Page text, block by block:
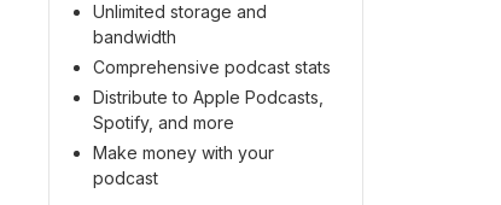
Unlimited storage and
bandwidth
Comprehensive podcast stats
Distribute to Apple Podcasts,
Spotify, and more
Make money with your
podcast